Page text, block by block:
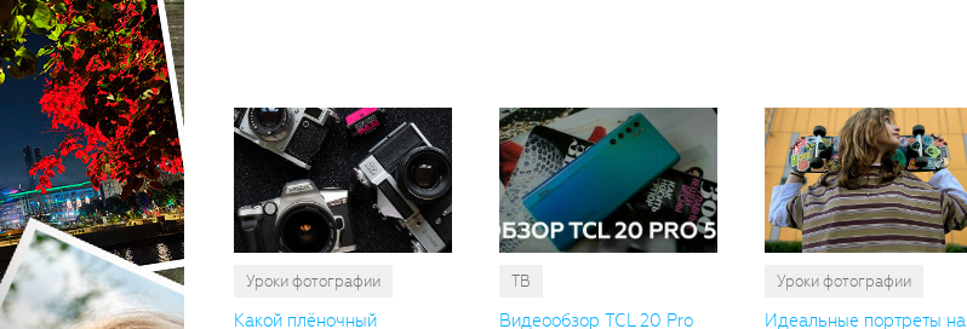
Уроки фотографии
Какой плёночный
ТВ
Видеообзор TCL 20 Pro
Уроки фотографии
Идеальные портреты на